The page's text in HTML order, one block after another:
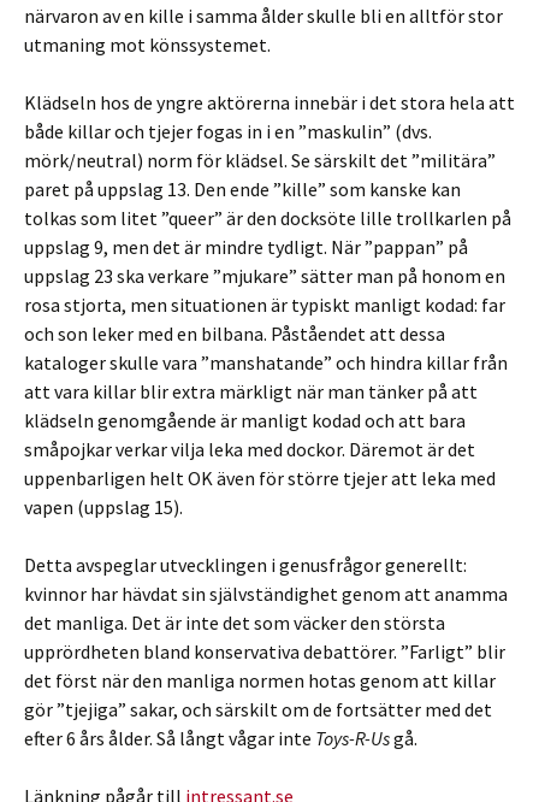
närvaron av en kille i samma ålder skulle bli en alltför stor
utmaning mot könssystemet.
Klädseln hos de yngre aktörerna innebär i det stora hela att
både killar och tjejer fogas in i en ”maskulin” (dvs.
mörk/neutral) norm för klädsel. Se särskilt det ”militära”
paret på uppslag 13. Den ende ”kille” som kanske kan
tolkas som litet ”queer” är den docksöte lille trollkarlen på
uppslag 9, men det är mindre tydligt. När ”pappan” på
uppslag 23 ska verkare ”mjukare” sätter man på honom en
rosa stjorta, men situationen är typiskt manligt kodad: far
och son leker med en bilbana. Påståendet att dessa
kataloger skulle vara ”manshatande” och hindra killar från
att vara killar blir extra märkligt när man tänker på att
klädseln genomgående är manligt kodad och att bara
småpojkar verkar vilja leka med dockor. Däremot är det
uppenbarligen helt OK även för större tjejer att leka med
vapen (uppslag 15).
Detta avspeglar utvecklingen i genusfrågor generellt:
kvinnor har hävdat sin självständighet genom att anamma
det manliga. Det är inte det som väcker den största
upprördheten bland konservativa debattörer. ”Farligt” blir
det först när den manliga normen hotas genom att killar
gör ”tjejiga” sakar, och särskilt om de fortsätter med det
efter 6 års ålder. Så långt vågar inte Toys-R-Usgå.
Länkning pågår till intressant.se